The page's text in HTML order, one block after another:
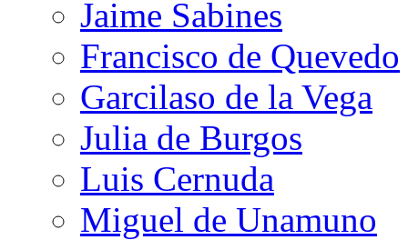
Jaime Sabines
Francisco de Quevedo
Garcilaso de la Vega
Julia de Burgos
Luis Cernuda
Miguel de Unamuno